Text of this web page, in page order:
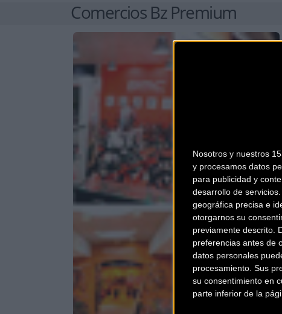
Nosotros y nuestros
y procesamos datos
para publicidad y
desarrollo de servicios.
geográfica precisa e
otorgarnos su
previamente descrito.
preferencias antes de
datos personales
procesamiento. Sus
su consentimiento en
parte inferior de la
Comercios Bz Premium